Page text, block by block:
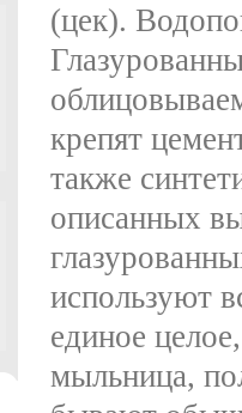
(цек).
крепят
также
описанных
используют
единое
мыльница,